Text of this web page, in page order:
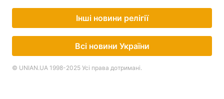
Інші новини релігії
Всі новини України
© UNIAN.UA 1998-2025 Усі права дотримані.